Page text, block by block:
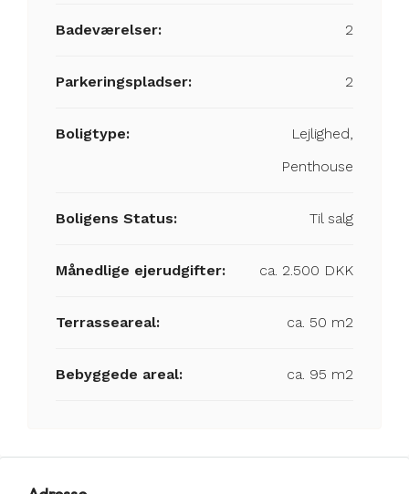
Badeværelser: 2
Parkeringspladser: 2
Boligtype:
Lejlighed,
Penthouse
Boligens Status: Til salg
Månedlige ejerudgifter: ca. 2.500 DKK
Terrasseareal: ca. 50 m2
Bebyggede areal: ca. 95 m2